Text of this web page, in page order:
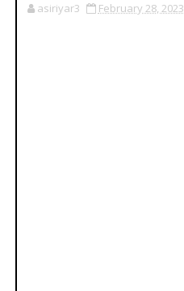
asiriyar3 February 28, 2023